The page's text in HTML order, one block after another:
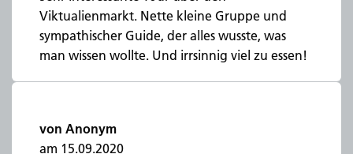
Viktualienmarkt. Nette kleine Gruppe und
sympathischer Guide, der alles wusste, was
man wissen wollte. Und irrsinnig viel zu essen!
von Anonym
am 15.09.2020